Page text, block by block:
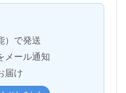
）で発送
メール通知
届け